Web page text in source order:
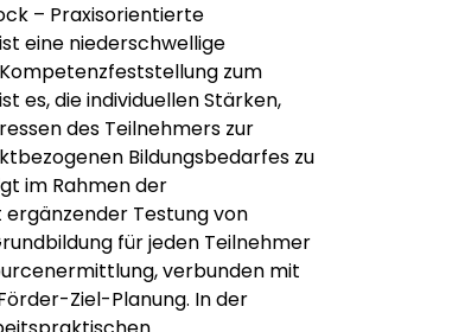
– Praxisorientierte
eine niederschwellige
zum
es, die individuellen Stärken,
des Teilnehmers zur
Bildungsbedarfes zu
im Rahmen der
Testung von
für jeden Teilnehmer
verbunden mit
Ziel-Planung. In der